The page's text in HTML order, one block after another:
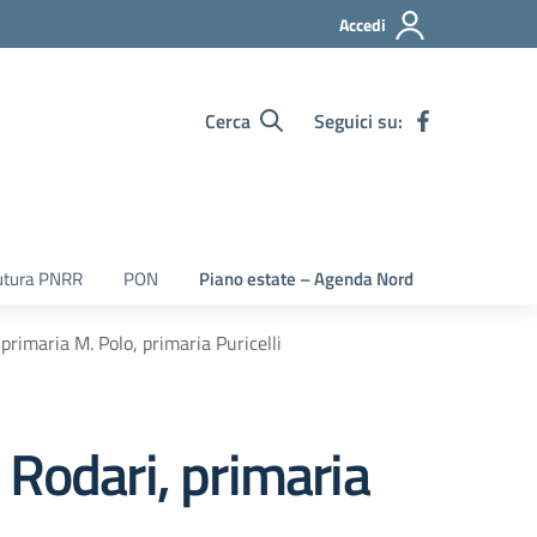
Accedi
Cerca Seguici su:
PNRR PON Piano estate – Agenda Nord
M. Polo, primaria Puricelli
primaria